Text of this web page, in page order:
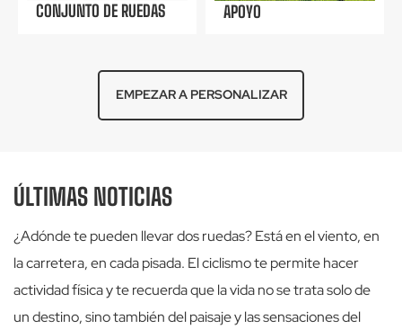
CONJUNTO DE RUEDAS APOYO
EMPEZAR A PERSONALIZAR
ÚLTIMAS NOTICIAS
¿Adónde te pueden llevar dos ruedas? Está en el viento, en
la carretera, en cada pisada. El ciclismo te permite hacer
actividad física y te recuerda que la vida no se trata solo de
un destino, sino también del paisaje y las sensaciones del
carretera: Deja de comprar la bicicleta
mismo error: solo persiguenCuadro de carbono,
ligero, diseño aerodinámicoCompran a ciegas.
Acaban con una bicicleta demasiado agresiva,
incómoda para trayectos largos o totalmente
2026-06-11